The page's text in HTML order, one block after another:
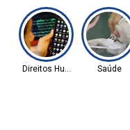
Direitos Humanos Saúde